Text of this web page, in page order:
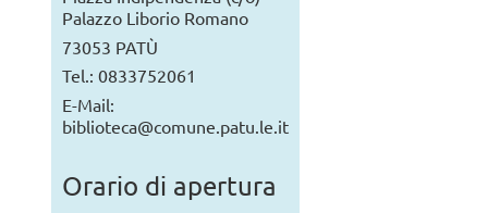
Palazzo Liborio Romano
73053 PATÙ
Tel.: 0833752061
E-Mail:
biblioteca@comune.patu.le.it
Orario di apertura